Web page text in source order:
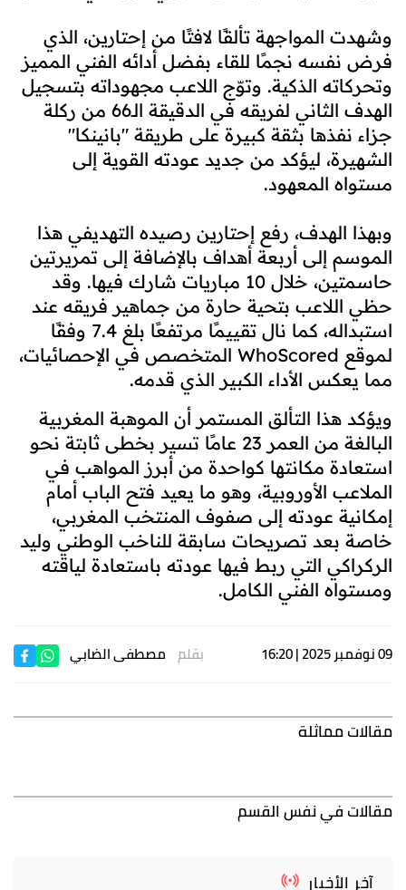
وشهدت المواجهة تألقًا لافتًا من إحتارين، الذي
فرض نفسه نجمًا للقاء بفضل أدائه الفني المميز
وتحركاته الذكية. وتوّج اللاعب مجهوداته بتسجيل
الهدف الثاني لفريقه في الدقيقة الـ66 من ركلة
جزاء نفذها بثقة كبيرة على طريقة "بانينكا"
الشهيرة، ليؤكد من جديد عودته القوية إلى
مستواه المعهود.
وبهذا الهدف، رفع إحتارين رصيده التهديفي هذا
الموسم إلى أربعة أهداف بالإضافة إلى تمريرتين
حاسمتين، خلال 10 مباريات شارك فيها. وقد
حظي اللاعب بتحية حارة من جماهير فريقه عند
استبداله، كما نال تقييمًا مرتفعًا بلغ 7.4 وفقًا
لموقع WhoScored المتخصص في الإحصائيات،
مما يعكس الأداء الكبير الذي قدمه.
ويؤكد هذا التألق المستمر أن الموهبة المغربية
البالغة من العمر 23 عامًا تسير بخطى ثابتة نحو
استعادة مكانتها كواحدة من أبرز المواهب في
الملاعب الأوروبية، وهو ما يعيد فتح الباب أمام
إمكانية عودته إلى صفوف المنتخب المغربي،
خاصة بعد تصريحات سابقة للناخب الوطني وليد
الركراكي التي ربط فيها عودته باستعادة لياقته
ومستواه الفني الكامل.
09 نوفمبر 2025 | 16:20 بقلم مصطفى الضابي
مقالات مماثلة
مقالات في نفس القسم
آخر الأخبار